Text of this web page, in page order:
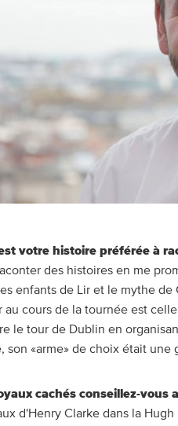
votre histoire préférée à
des histoires en me
enfants de Lir et le mythe
au cours de la tournée est
le tour de Dublin en
son «arme» de choix était une
cachés conseillez-vous
d'Henry Clarke dans la